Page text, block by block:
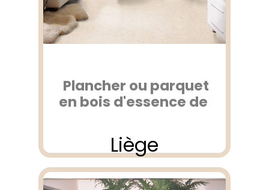
Plancher ou parquet
en bois d'essence de
Liège